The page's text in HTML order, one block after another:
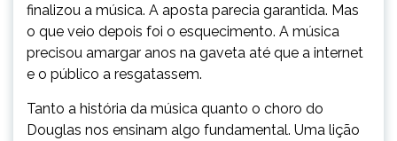
finalizou a música. A aposta parecia garantida. Mas
o que veio depois foi o esquecimento. A música
precisou amargar anos na gaveta até que a internet
e o público a resgatassem.
Tanto a história da música quanto o choro do
Douglas nos ensinam algo fundamental. Uma lição